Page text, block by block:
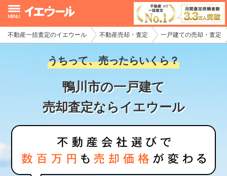
不動産一括査定のイエウール 不動産売却・査定 一戸建ての売却・査定
うちって、売ったらいくら？
鴨川市の一戸建て
売却査定ならイエウール
イエウール加盟希望の不動産会社様
初めての方へ
不動産売却の流れ
不動産の売却・一括査定
家査定シミュレーター
お問い合わせ